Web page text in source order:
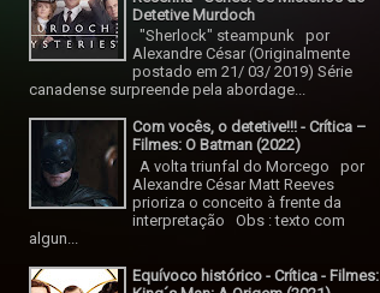
Detetive Murdoch
"Sherlock" steampunk por
Alexandre César (Originalmente
postado em 21/ 03/ 2019) Série
canadense surpreende pela abordage...
Com vocês, o detetive!!! - Crítica –
Filmes: O Batman (2022)
A volta triunfal do Morcego por
Alexandre César Matt Reeves
prioriza o conceito à frente da
interpretação Obs : texto com
algun...
Equívoco histórico - Crítica - Filmes: